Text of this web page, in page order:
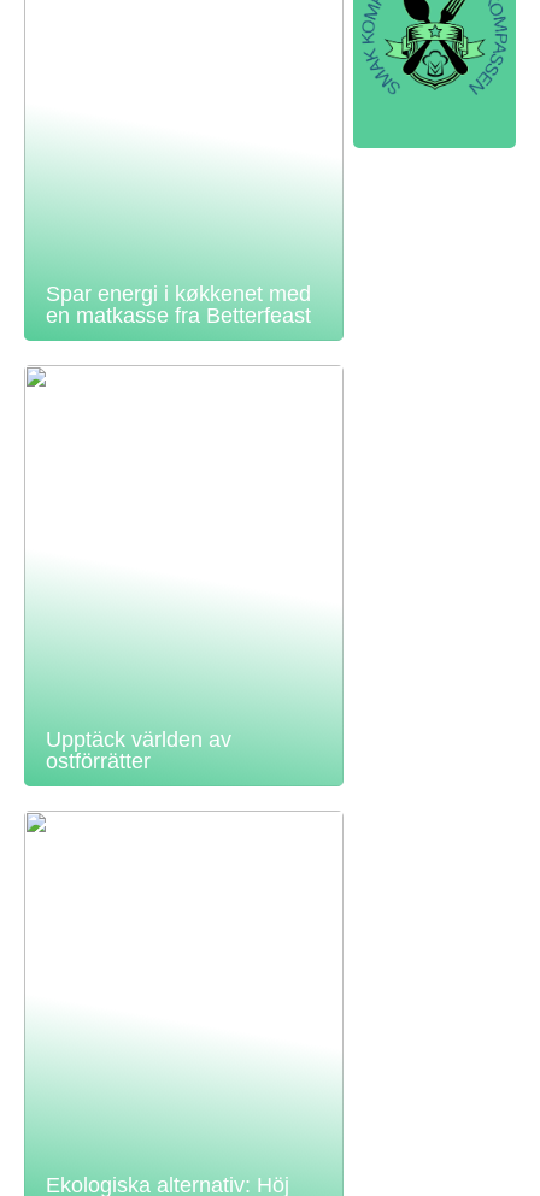
Spar energi i køkkenet med
en matkasse fra Betterfeast
Upptäck världen av
ostförrätter
Ekologiska alternativ: Höj